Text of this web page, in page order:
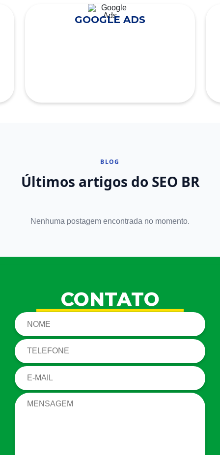
GOOGLE ADS
BLOG
Últimos artigos do SEO BR
Nenhuma postagem encontrada no momento.
CONTATO